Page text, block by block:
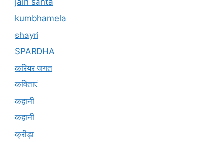
kumbhamela
shayri
SPARDHA
करियर जगत
कविताएं
कहानी
कहानी
क्रीड़ा